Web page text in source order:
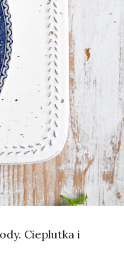
Cieplutka i